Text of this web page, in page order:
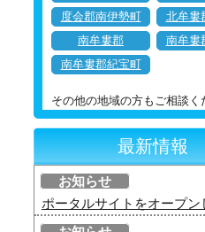
度会郡南伊勢町
北牟婁
南牟婁郡
南牟婁
南牟婁郡紀宝町
その他の地域の方もご相談く
最新情報
お知らせ
ポータルサイトをオープン